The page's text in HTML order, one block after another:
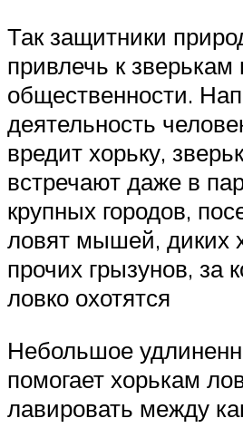
Так защитники
привлечь к
общественности.
деятельность
вредит хорьку,
встречают даже в
крупных городов,
ловят мышей, диких
прочих грызунов, за
ловко охотятся
Небольшое
помогает хорькам
лавировать между